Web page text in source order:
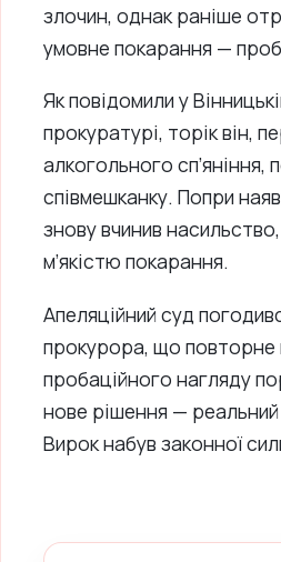
злочин, однак раніше
умовне покарання —
Як повідомили у
прокуратурі, торік він,
алкогольного сп’яніння,
співмешканку. Попри
знову вчинив
м’якістю покарання.
Апеляційний суд
прокурора, що повторне
пробаційного нагляду
нове рішення —
Вирок набув законної